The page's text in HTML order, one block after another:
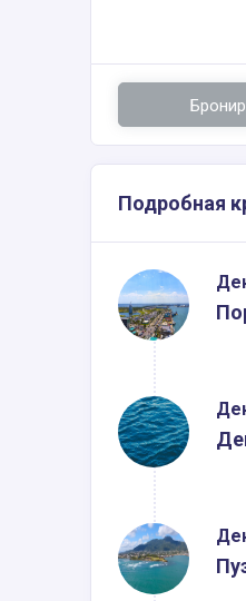
Подробная